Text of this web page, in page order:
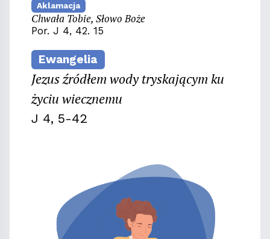
Aklamacja
Chwała Tobie, Słowo Boże
Por. J 4, 42. 15
Ewangelia
Jezus źródłem wody tryskającym ku
życiu wiecznemu
J 4, 5-42